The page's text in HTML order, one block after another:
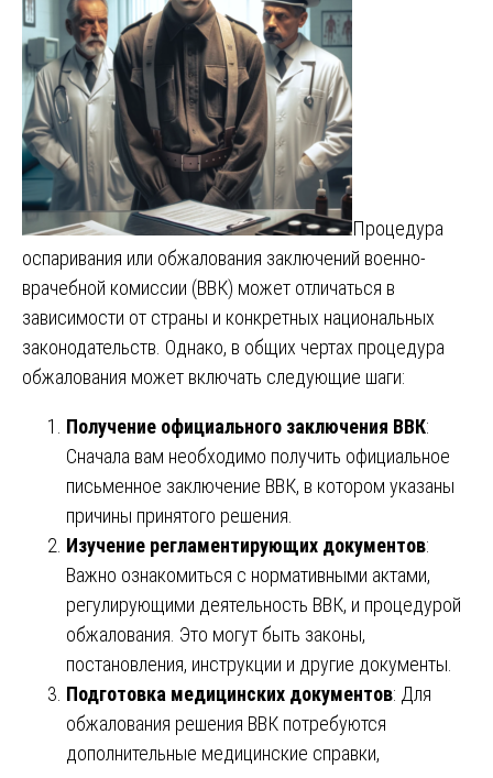
Процедура
оспаривания или обжалования заключений военно-
врачебной комиссии (ВВК) может отличаться в
зависимости от страны и конкретных национальных
законодательств. Однако, в общих чертах процедура
обжалования может включать следующие шаги:
Получение официального заключения ВВК:
Сначала вам необходимо получить официальное
письменное заключение ВВК, в котором указаны
причины принятого решения.
Изучение регламентирующих документов:
Важно ознакомиться с нормативными актами,
регулирующими деятельность ВВК, и процедурой
обжалования. Это могут быть законы,
постановления, инструкции и другие документы.
Подготовка медицинских документов: Для
обжалования решения ВВК потребуются
дополнительные медицинские справки,